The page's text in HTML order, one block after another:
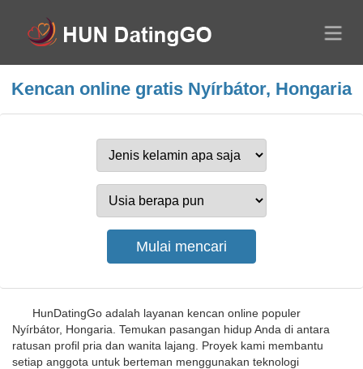
Kencan online gratis Nyírbátor, Hongaria
HunDatingGo adalah layanan kencan online populer
Nyírbátor, Hongaria. Temukan pasangan hidup Anda di antara
ratusan profil pria dan wanita lajang. Proyek kami membantu
setiap anggota untuk berteman menggunakan teknologi